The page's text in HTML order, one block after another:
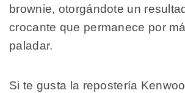
brownie, otorgándote un
crocante que permanece por
paladar.
Si te gusta la repostería